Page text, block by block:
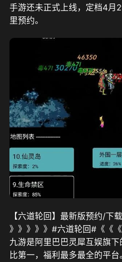
手游还未正式上线，定档4月
里预约。
【六道轮回】最新版预约/下载
》》》》》#六道轮回#《《
九游是阿里巴巴灵犀互娱旗
比第一，福利最多最全的平台